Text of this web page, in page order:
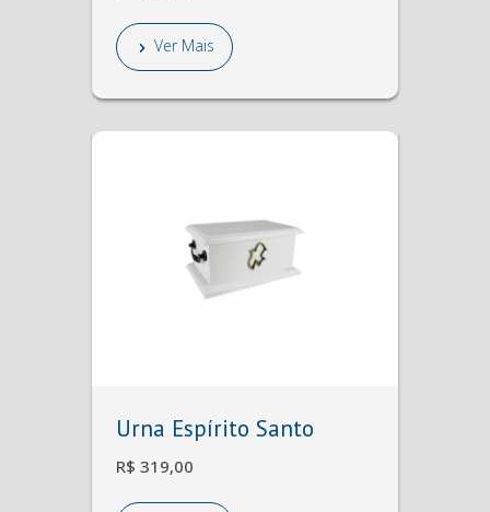
Ver Mais
Urna Espírito Santo
R$ 319,00